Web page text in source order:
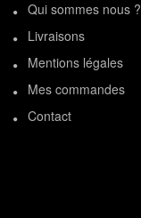
Qui sommes nous ?
Livraisons
Mentions légales
Mes commandes
Contact